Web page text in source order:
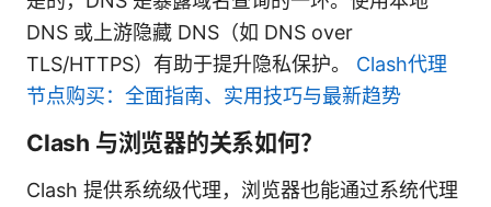
DNS 或上游隐藏 DNS（如 DNS over
TLS/HTTPS）有助于提升隐私保护。 Clash代理
节点购买：全面指南、实用技巧与最新趋势
Clash 与浏览器的关系如何？
Clash 提供系统级代理，浏览器也能通过系统代理